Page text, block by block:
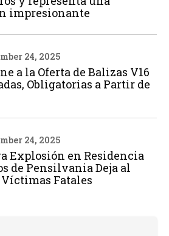
impresionante
24, 2025
a la Oferta de Balizas V16
Obligatorias a Partir de
24, 2025
Explosión en Residencia
de Pensilvania Deja al
Víctimas Fatales